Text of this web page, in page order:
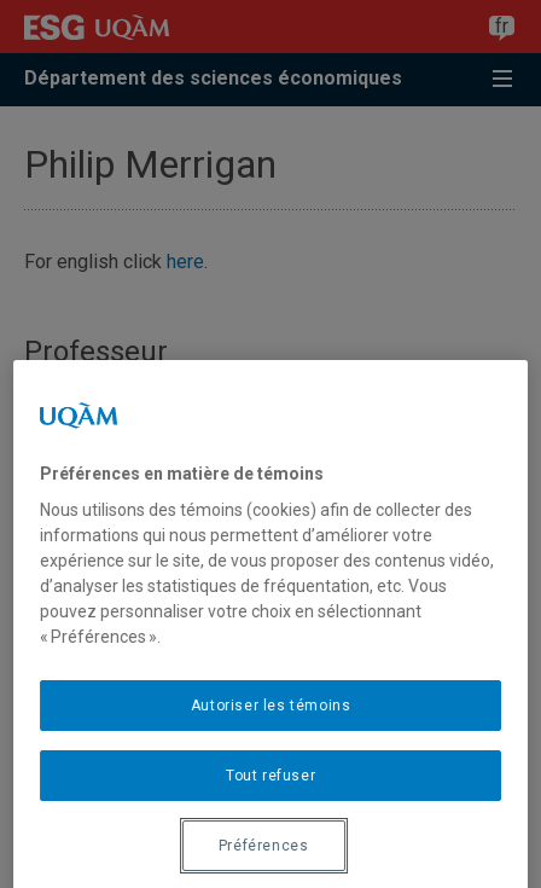
Accéder
recherche
Accéder
menu
pricipal
Accéder
zone
fr
Département des sciences économiques
Philip Merrigan
For english click here.
Professeur
Département des sciences économiques
Préférences en matière de témoins
Nous utilisons des témoins (cookies) afin de collecter des
informations qui nous permettent d’améliorer votre
expérience sur le site, de vous proposer des contenus vidéo,
d’analyser les statistiques de fréquentation, etc. Vous
pouvez personnaliser votre choix en sélectionnant
« Préférences ».
Tout refuser
Autoriser les témoins
Préférences